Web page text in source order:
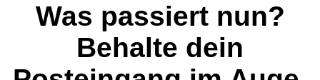
Was passiert nun?
Behalte dein